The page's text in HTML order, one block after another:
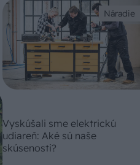
Náradie
Vyskúšali sme elektrickú
udiareň: Aké sú naše
skúsenosti?